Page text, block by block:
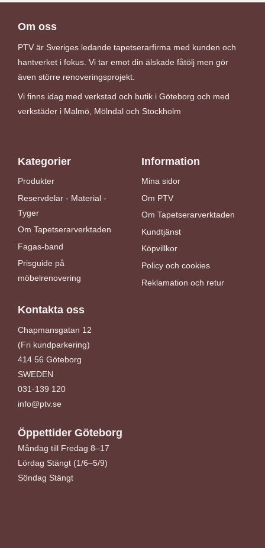
Om oss
PTV är Sveriges ledande tapetserarfirma med kunden och
hantverket i fokus. Vi tar emot din älskade fåtölj men gör
även större renoveringsprojekt.
Vi finns idag med verkstad och butik i Göteborg och med
verkstäder i Malmö, Mölndal och Stockholm
Kategorier
Produkter
Reservdelar - Material -
Tyger
Om Tapetserarverktaden
Fagas-band
Prisguide på
möbelrenovering
Information
Mina sidor
Om PTV
Om Tapetserarverktaden
Kundtjänst
Köpvillkor
Policy och cookies
Reklamation och retur
Kontakta oss
Chapmansgatan 12
(Fri kundparkering)
414 56 Göteborg
SWEDEN
031-139 120
info@ptv.se
Öppettider Göteborg
Måndag till Fredag 8–17
Lördag Stängt (1/6–5/9)
Söndag Stängt